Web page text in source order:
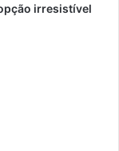
irresistível